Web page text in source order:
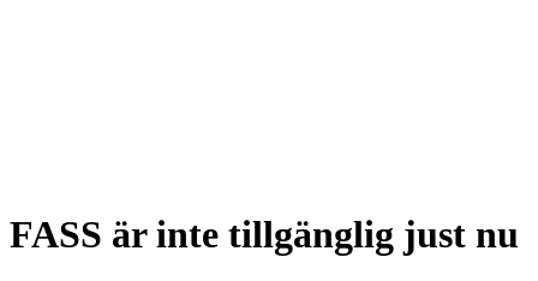
FASS är inte tillgänglig just nu